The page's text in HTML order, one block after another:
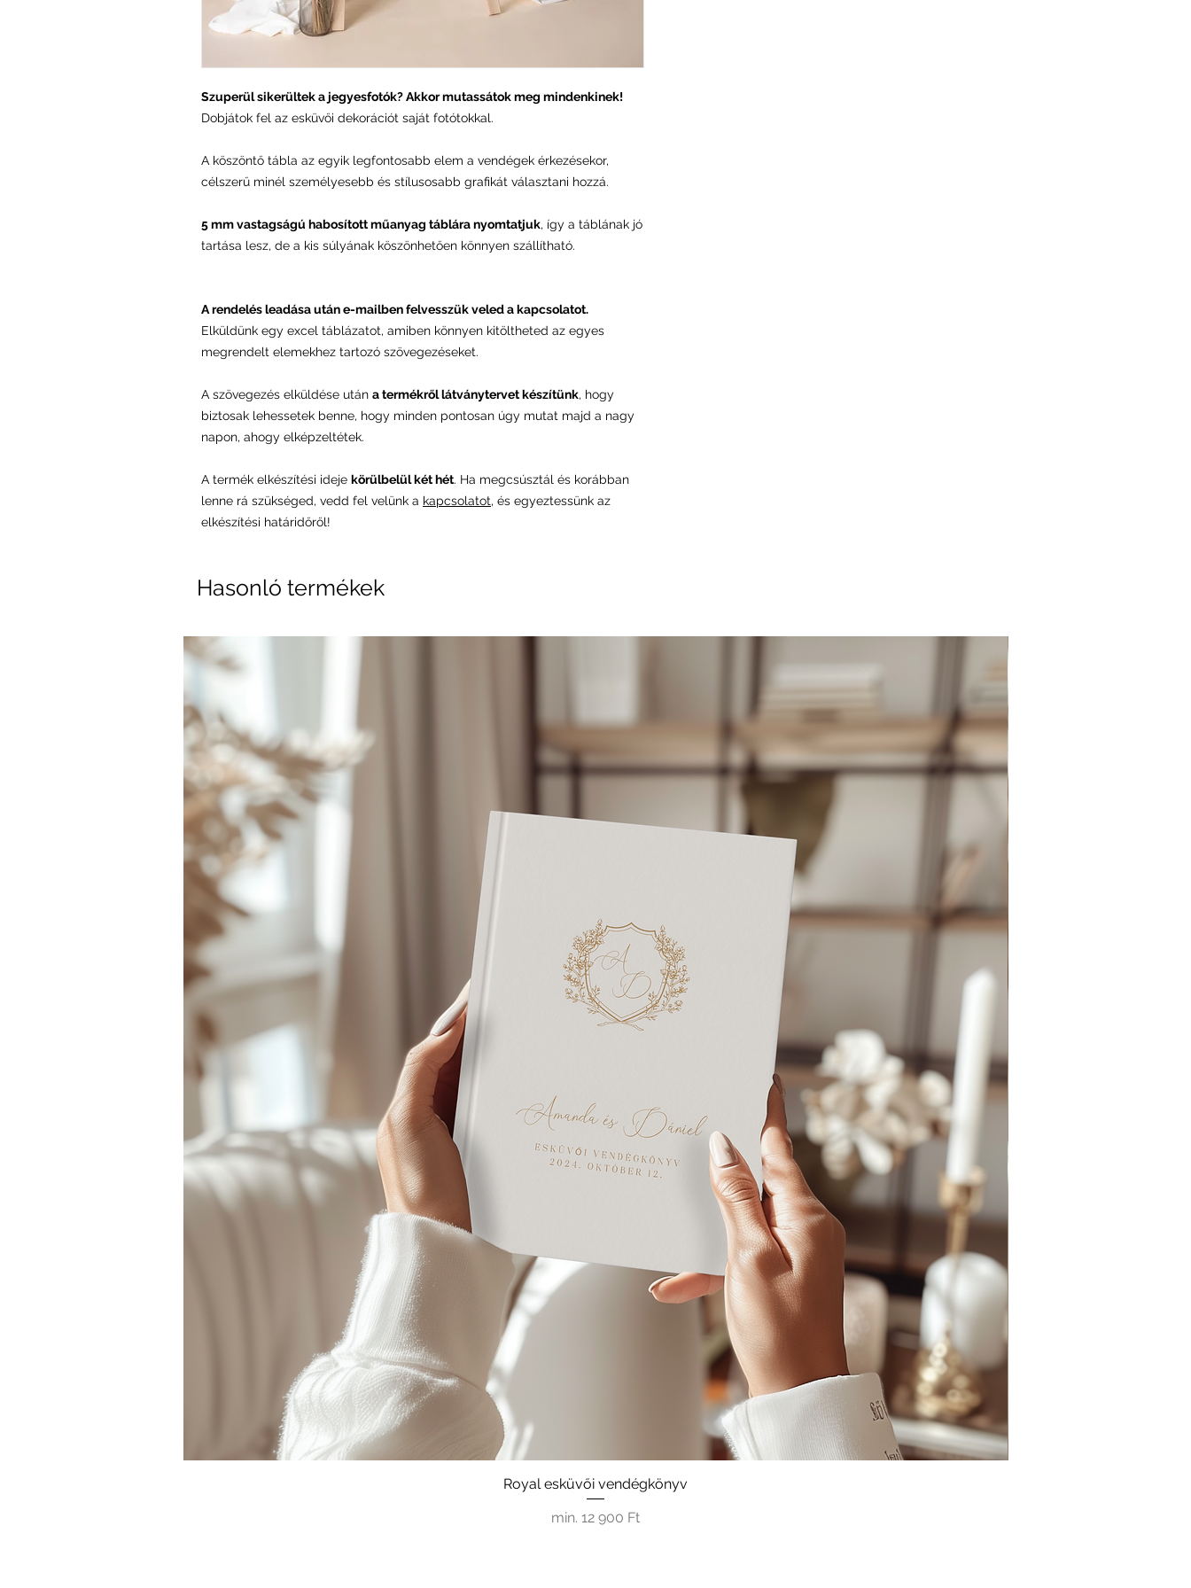
Szuperül sikerültek a jegyesfotók? Akkor mutassátok meg mindenkinek!
Dobjátok fel az esküvői dekorációt saját fotótokkal.
A köszöntő tábla az egyik legfontosabb elem a vendégek érkezésekor,
célszerű minél személyesebb és stílusosabb grafikát választani hozzá.
5 mm vastagságú habosított műanyag táblára nyomtatjuk, így a táblának jó
tartása lesz, de a kis súlyának köszönhetően könnyen szállítható.
A rendelés leadása után e-mailben felvesszük veled a kapcsolatot.
Elküldünk egy excel táblázatot, amiben könnyen kitöltheted az egyes
megrendelt elemekhez tartozó szövegezéseket.
A szövegezés elküldése után a termékről látványtervet készítünk, hogy
biztosak lehessetek benne, hogy minden pontosan úgy mutat majd a nagy
napon, ahogy elképzeltétek.
A termék elkészítési ideje körülbelül két hét. Ha megcsúsztál és korábban
lenne rá szükséged, vedd fel velünk a kapcsolatot, és egyeztessünk az
elkészítési határidőről!
Hasonló termékek
Royal esküvői vendégkönyv
min. 12 900 Ft
Akciós ár